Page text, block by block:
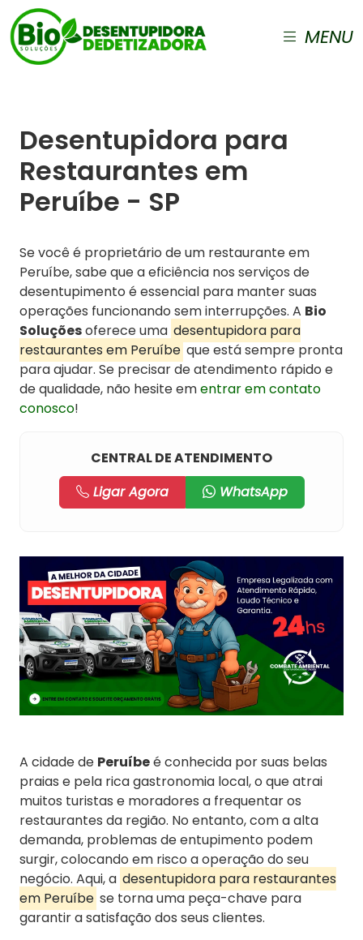
MENU
Desentupidora para
Restaurantes em
Peruíbe - SP
Se você é proprietário de um restaurante em
Peruíbe, sabe que a eficiência nos serviços de
desentupimento é essencial para manter suas
operações funcionando sem interrupções. A Bio
Soluçõesoferece uma desentupidora para
restaurantes em Peruíbe que está sempre pronta
para ajudar. Se precisar de atendimento rápido e
de qualidade, não hesite ementrar em contato
conosco!
CENTRAL DE ATENDIMENTO
Ligar Agora
WhatsApp
A cidade de Peruíbeé conhecida por suas belas
praias e pela rica gastronomia local, o que atrai
muitos turistas e moradores a frequentar os
restaurantes da região. No entanto, com a alta
demanda, problemas de entupimento podem
surgir, colocando em risco a operação do seu
negócio. Aqui, a desentupidora para restaurantes
em Peruíbe se torna uma peça-chave para
garantir a satisfação dos seus clientes.